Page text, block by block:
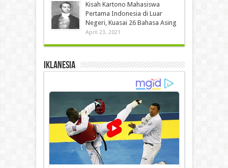
Kisah Kartono Mahasiswa
Pertama Indonesia di Luar
Negeri, Kuasai 26 Bahasa Asing
April 23, 2021
IKLANESIA